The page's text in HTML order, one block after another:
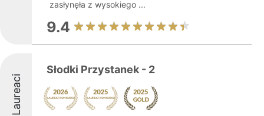
zasłynęła z wysokiego ...
9.4
Laureaci
Słodki Przystanek - 2